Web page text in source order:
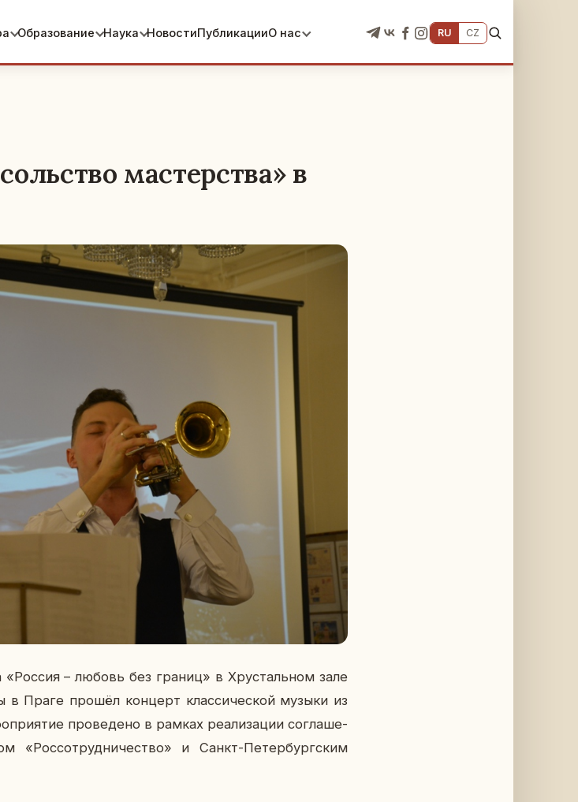
Образование Наука НовостиПубликацииО нас RU CZ
мастерства» в
«Россия – любовь без границ» в Хру­сталь­ном зале
в Праге прошёл кон­церт клас­си­че­ской музыки из
про­ве­де­но в рамках ре­а­ли­за­ции со­гла­ше­
«Рос­со­труд­ни­че­ство» и Санкт-Пе­тер­бург­ским